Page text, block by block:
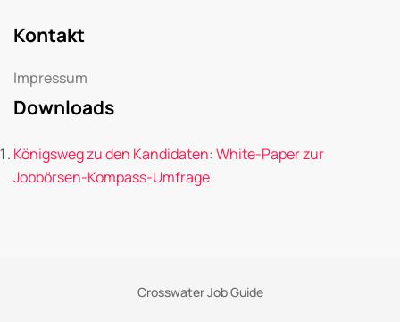
Kontakt
Impressum
Downloads
Königsweg zu den Kandidaten: White-Paper zur
Jobbörsen-Kompass-Umfrage
Crosswater Job Guide